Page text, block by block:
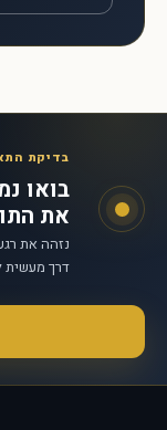
בדיקת
בואו
את
נזהה את
דרך מעשית